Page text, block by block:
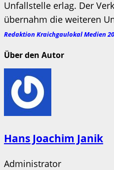
Unfallstelle erlag. Der
übernahm die weiteren
Redaktion Kraichgaulokal Medien
Über den Autor
Hans Joachim Janik
Administrator